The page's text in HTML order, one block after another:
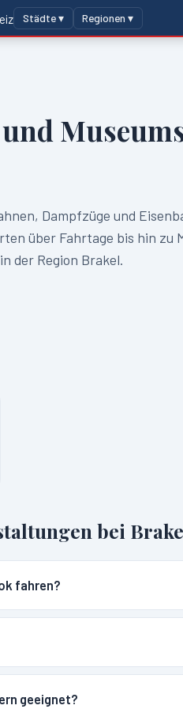
Städte ▾ Regionen ▾
Dampfzüge und
über Fahrtage bis hin zu
der Region Brakel.
bei
fahren?
geeignet?